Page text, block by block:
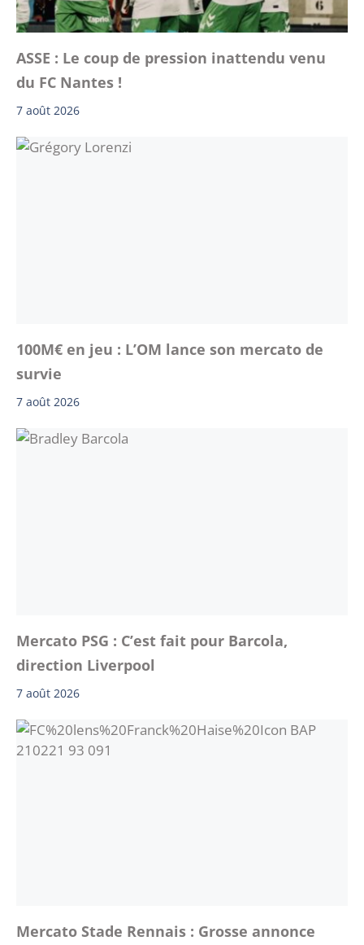
ASSE : Le coup de pression inattendu venu
du FC Nantes !
7 août 2026
100M€ en jeu : L’OM lance son mercato de
survie
7 août 2026
Mercato PSG : C’est fait pour Barcola,
direction Liverpool
7 août 2026
Mercato Stade Rennais : Grosse annonce